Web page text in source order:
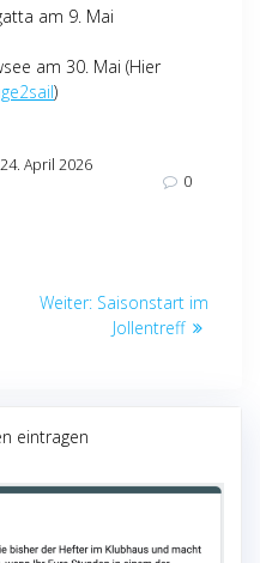
am 9. Mai
am 30. Mai (Hier
)
April 2026
0
Weiter: Nächster
Beitrag:
Saisonstart im
Jollentreff
eintragen